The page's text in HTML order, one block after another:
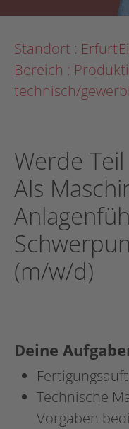
Standort : Erfurt
Bereich :
technisch/
Werde
Als
(m/w/d)
Deine
Technische
Vorgaben